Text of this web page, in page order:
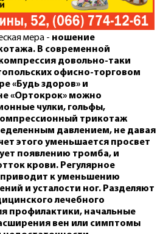
мера - ношение
В современной
довольно-таки
офисно-торговом
«Будь здоров» и
«Ортокрок» можно
чулки, гольфы,
омпрессионный трикотаж
давлением, не давая
этого уменьшается просвет
появлению тромба, и
крови. Регулярное
к уменьшению
и усталости ног. Разделяют
лечебного
профилактики, начальные
вен или симптомы